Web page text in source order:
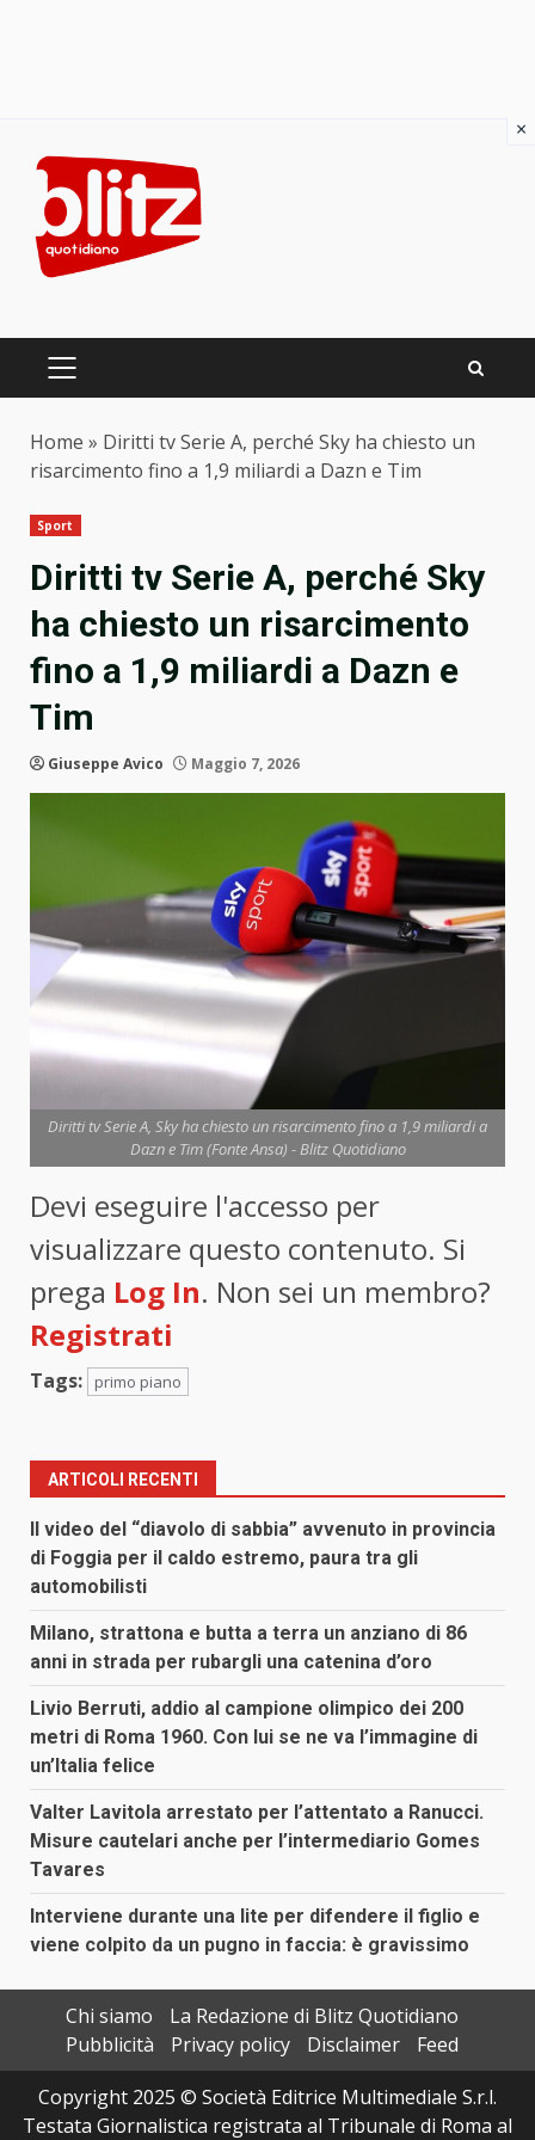
content
PRIMARY
Home » Diritti tv Serie A, perché Sky ha chiesto un
risarcimento fino a 1,9 miliardi a Dazn e Tim
Sport
Diritti tv Serie A, perché Sky
ha chiesto un risarcimento
fino a 1,9 miliardi a Dazn e
Tim
Giuseppe Avico Maggio 7, 2026
Diritti tv Serie A, Sky ha chiesto un risarcimento fino a 1,9 miliardi a
Dazn e Tim (Fonte Ansa) - Blitz Quotidiano
Devi eseguire l'accesso per
visualizzare questo contenuto. Si
prega Log In. Non sei un membro?
Registrati
Tags: primo piano
ARTICOLI RECENTI
Il video del “diavolo di sabbia” avvenuto in provincia
di Foggia per il caldo estremo, paura tra gli
automobilisti
Milano, strattona e butta a terra un anziano di 86
anni in strada per rubargli una catenina d’oro
Livio Berruti, addio al campione olimpico dei 200
metri di Roma 1960. Con lui se ne va l’immagine di
un’Italia felice
Valter Lavitola arrestato per l’attentato a Ranucci.
Misure cautelari anche per l’intermediario Gomes
Tavares
Interviene durante una lite per difendere il figlio e
viene colpito da un pugno in faccia: è gravissimo
Chi siamo
La Redazione di Blitz Quotidiano
Pubblicità
Privacy policy Disclaimer
Feed
Copyright 2025 © Società Editrice Multimediale S.r.l.
Testata Giornalistica registrata al Tribunale di Roma al
×